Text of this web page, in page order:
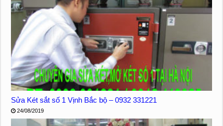
Sửa Két sắt số 1 Vịnh Bắc bộ – 0932 331221
24/08/2019